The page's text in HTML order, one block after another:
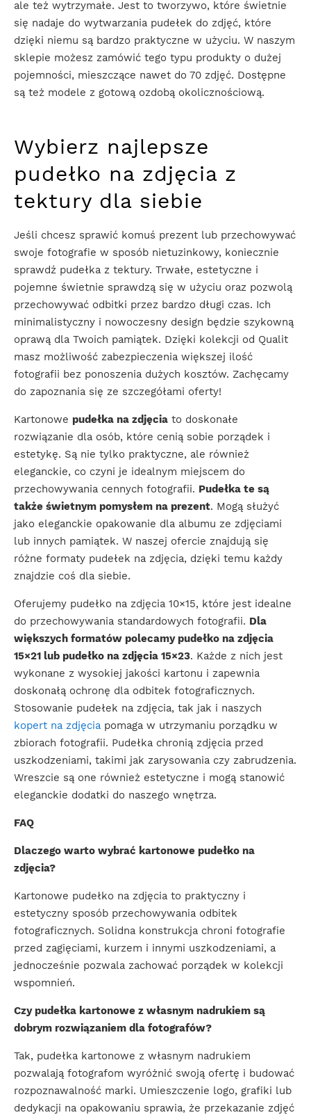
ale też wytrzymałe. Jest to tworzywo, które świetnie
się nadaje do wytwarzania pudełek do zdjęć, które
dzięki niemu są bardzo praktyczne w użyciu. W naszym
sklepie możesz zamówić tego typu produkty o dużej
pojemności, mieszczące nawet do 70 zdjęć. Dostępne
są też modele z gotową ozdobą okolicznościową.
Wybierz najlepsze
pudełko na zdjęcia z
tektury dla siebie
Jeśli chcesz sprawić komuś prezent lub przechowywać
swoje fotografie w sposób nietuzinkowy, koniecznie
sprawdź pudełka z tektury. Trwałe, estetyczne i
pojemne świetnie sprawdzą się w użyciu oraz pozwolą
przechowywać odbitki przez bardzo długi czas. Ich
minimalistyczny i nowoczesny design będzie szykowną
oprawą dla Twoich pamiątek. Dzięki kolekcji od Qualit
masz możliwość zabezpieczenia większej ilość
fotografii bez ponoszenia dużych kosztów. Zachęcamy
do zapoznania się ze szczegółami oferty!
Kartonowe pudełka na zdjęcia to doskonałe
rozwiązanie dla osób, które cenią sobie porządek i
estetykę. Są nie tylko praktyczne, ale również
eleganckie, co czyni je idealnym miejscem do
przechowywania cennych fotografii. Pudełka te są
także świetnym pomysłem na prezent. Mogą służyć
jako eleganckie opakowanie dla albumu ze zdjęciami
lub innych pamiątek. W naszej ofercie znajdują się
różne formaty pudełek na zdjęcia, dzięki temu każdy
znajdzie coś dla siebie.
Oferujemy pudełko na zdjęcia 10×15, które jest idealne
do przechowywania standardowych fotografii. Dla
większych formatów polecamy pudełko na zdjęcia
15×21 lub pudełko na zdjęcia 15×23. Każde z nich jest
wykonane z wysokiej jakości kartonu i zapewnia
doskonałą ochronę dla odbitek fotograficznych.
Stosowanie pudełek na zdjęcia, tak jak i naszych
kopert na zdjęcia pomaga w utrzymaniu porządku w
zbiorach fotografii. Pudełka chronią zdjęcia przed
uszkodzeniami, takimi jak zarysowania czy zabrudzenia.
Wreszcie są one również estetyczne i mogą stanowić
eleganckie dodatki do naszego wnętrza.
FAQ
Dlaczego warto wybrać kartonowe pudełko na
zdjęcia?
Kartonowe pudełko na zdjęcia to praktyczny i
estetyczny sposób przechowywania odbitek
fotograficznych. Solidna konstrukcja chroni fotografie
przed zagięciami, kurzem i innymi uszkodzeniami, a
jednocześnie pozwala zachować porządek w kolekcji
wspomnień.
Czy pudełka kartonowe z własnym nadrukiem są
dobrym rozwiązaniem dla fotografów?
Tak, pudełka kartonowe z własnym nadrukiem
pozwalają fotografom wyróżnić swoją ofertę i budować
rozpoznawalność marki. Umieszczenie logo, grafiki lub
dedykacji na opakowaniu sprawia, że przekazanie zdjęć